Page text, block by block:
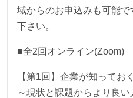
域からのお申込みも可能
下さい。
■全2回オンライン(Zoom)
【第1回】企業が知ってお
～現状と課題からより良